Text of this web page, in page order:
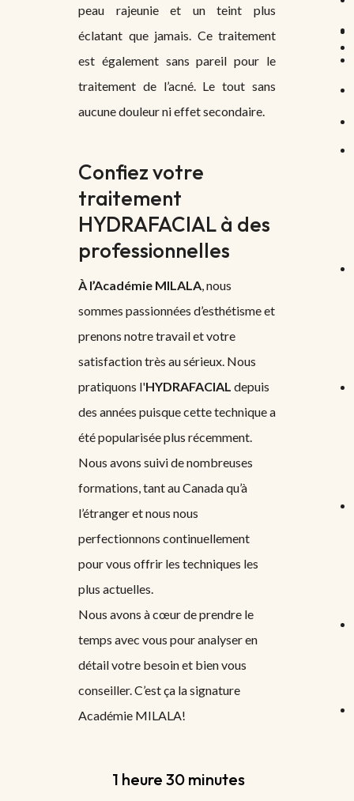
peau rajeunie et un teint plus
éclatant que jamais. Ce traitement
est également sans pareil pour le
traitement de l’acné. Le tout sans
aucune douleur ni effet secondaire.
Confiez votre
traitement
HYDRAFACIAL à des
professionnelles
À l’Académie MILALA, nous
sommes passionnées d’esthétisme et
prenons notre travail et votre
satisfaction très au sérieux. Nous
pratiquons l'HYDRAFACIAL depuis
des années puisque cette technique a
été popularisée plus récemment.
Nous avons suivi de nombreuses
formations, tant au Canada qu’à
l’étranger et nous nous
perfectionnons continuellement
pour vous offrir les techniques les
plus actuelles.
Nous avons à cœur de prendre le
temps avec vous pour analyser en
détail votre besoin et bien vous
conseiller. C’est ça la signature
Académie MILALA!
1 heure 30 minutes